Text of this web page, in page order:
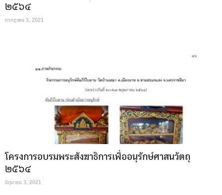
๒๕๖๔
กรกฎาคม 3, 2021
โครงการอบรมพระสังฆาธิการเพื่ออนุรักษ์ศาสนวัตถุ
๒๕๖๔
มิถุนายน 3, 2021